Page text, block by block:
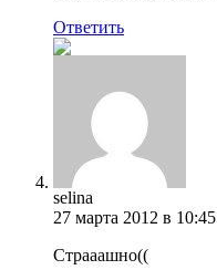
Ответить
selina
27 марта 2012 в 10:45
Страаашно((